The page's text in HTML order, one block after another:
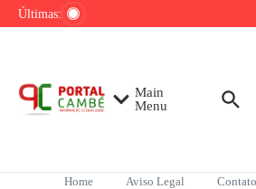
Ir para o conteúdo
Últimas:
Mega-Sena sorteia R$ 165
sobre redução do
Main
Menu
Home Aviso Legal
Contato